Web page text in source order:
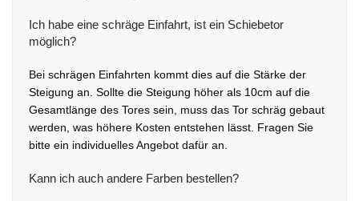
Ich habe eine schräge Einfahrt, ist ein Schiebetor
möglich?
Bei schrägen Einfahrten kommt dies auf die Stärke der
Steigung an. Sollte die Steigung höher als 10cm auf die
Gesamtlänge des Tores sein, muss das Tor schräg gebaut
werden, was höhere Kosten entstehen lässt. Fragen Sie
bitte ein individuelles Angebot dafür an.
Kann ich auch andere Farben bestellen?